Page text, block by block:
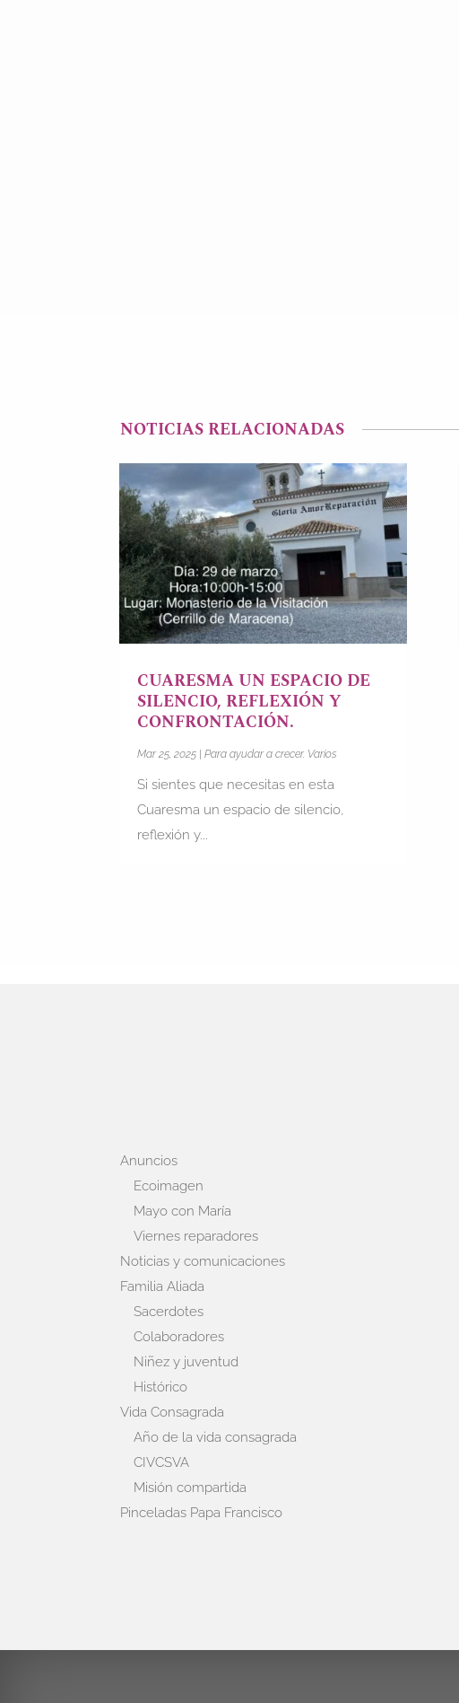
NOTICIAS RELACIONADAS
CUARESMA UN ESPACIO DE
SILENCIO, REFLEXIÓN Y
CONFRONTACIÓN.
Mar 25, 2025 |Para ayudar a crecer. Varios
Si sientes que necesitas en esta
Cuaresma un espacio de silencio,
reflexión y...
Anuncios
Ecoimagen
Mayo con María
Viernes reparadores
Noticias y comunicaciones
Familia Aliada
Sacerdotes
Colaboradores
Niñez y juventud
Histórico
Vida Consagrada
Año de la vida consagrada
CIVCSVA
Misión compartida
Pinceladas Papa Francisco